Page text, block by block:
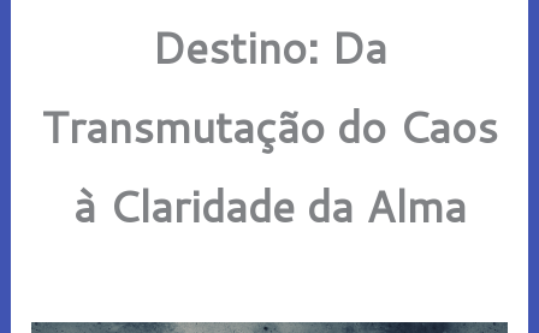
Destino: Da
Transmutação do Caos
à Claridade da Alma